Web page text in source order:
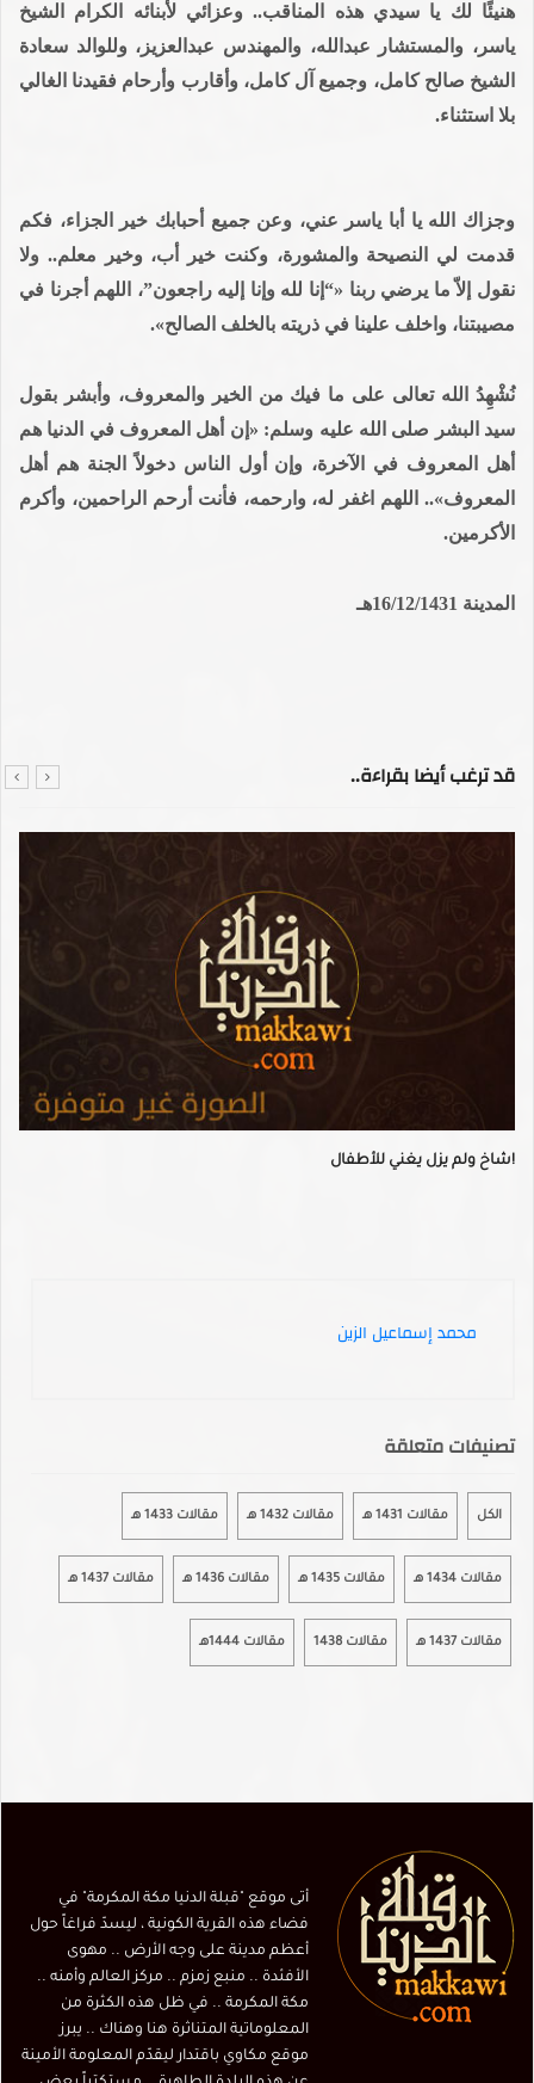
هنيئًا لك يا سيدي هذه المناقب.. وعزائي لأبنائه الكرام الشيخ
ياسر، والمستشار عبدالله، والمهندس عبدالعزيز، وللوالد سعادة
الشيخ صالح كامل، وجميع آل كامل، وأقارب وأرحام فقيدنا الغالي
بلا استثناء.
وجزاك الله يا أبا ياسر عني، وعن جميع أحبابك خير الجزاء، فكم
قدمت لي النصيحة والمشورة، وكنت خير أب، وخير معلم.. ولا
نقول إلاّ ما يرضي ربنا «“إنا لله وإنا إليه راجعون”، اللهم أجرنا في
مصيبتنا، واخلف علينا في ذريته بالخلف الصالح».
نُشْهِدُ الله تعالى على ما فيك من الخير والمعروف، وأبشر بقول
سيد البشر صلى الله عليه وسلم: «إن أهل المعروف في الدنيا هم
أهل المعروف في الآخرة، وإن أول الناس دخولاً الجنة هم أهل
المعروف».. اللهم اغفر له، وارحمه، فأنت أرحم الراحمين، وأكرم
الأكرمين.
المدينة 16/12/1431هـ
قد ترغب أيضا بقراءة..
شاخ ولم يزل يغني للأطفال!
محمد إسماعيل الزين
تصنيفات متعلقة
الكل مقالات 1431 هـ مقالات 1432 هـ مقالات 1433 هـ
مقالات 1434 هـ مقالات 1435 هـ مقالات 1436 هـ مقالات 1437 هـ
مقالات 1437 هـ مقالات 1438 مقالات 1444هـ
أتى موقع "قبلة الدنيا مكة المكرمة" في
فضاء هذه القرية الكونية ، ليسدّ فراغاً حول
أعظم مدينة على وجه الأرض .. مهوى
الأفئدة .. منبع زمزم .. مركز العالم وأمنه ..
مكة المكرمة .. في ظل هذه الكثرة من
المعلوماتية المتناثرة هنا وهناك .. يبرز
موقع مكاوي باقتدار ليقدّم المعلومة الأمينة